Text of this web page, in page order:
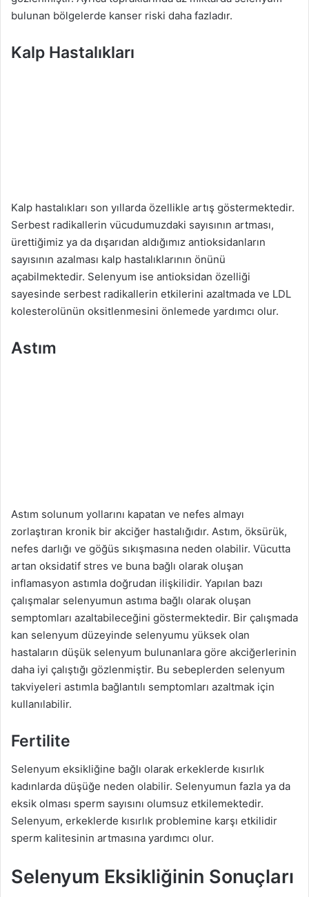
bulunan bölgelerde kanser riski daha fazladır.
Kalp Hastalıkları
Kalp hastalıkları son yıllarda özellikle artış göstermektedir.
Serbest radikallerin vücudumuzdaki sayısının artması,
ürettiğimiz ya da dışarıdan aldığımız antioksidanların
sayısının azalması kalp hastalıklarının önünü
açabilmektedir. Selenyum ise antioksidan özelliği
sayesinde serbest radikallerin etkilerini azaltmada ve LDL
kolesterolünün oksitlenmesini önlemede yardımcı olur.
Astım
Astım solunum yollarını kapatan ve nefes almayı
zorlaştıran kronik bir akciğer hastalığıdır. Astım, öksürük,
nefes darlığı ve göğüs sıkışmasına neden olabilir. Vücutta
artan oksidatif stres ve buna bağlı olarak oluşan
inflamasyon astımla doğrudan ilişkilidir. Yapılan bazı
çalışmalar selenyumun astıma bağlı olarak oluşan
semptomları azaltabileceğini göstermektedir. Bir çalışmada
kan selenyum düzeyinde selenyumu yüksek olan
hastaların düşük selenyum bulunanlara göre akciğerlerinin
daha iyi çalıştığı gözlenmiştir. Bu sebeplerden selenyum
takviyeleri astımla bağlantılı semptomları azaltmak için
kullanılabilir.
Fertilite
Selenyum eksikliğine bağlı olarak erkeklerde kısırlık
kadınlarda düşüğe neden olabilir. Selenyumun fazla ya da
eksik olması sperm sayısını olumsuz etkilemektedir.
Selenyum, erkeklerde kısırlık problemine karşı etkilidir
sperm kalitesinin artmasına yardımcı olur.
Selenyum Eksikliğinin Sonuçları